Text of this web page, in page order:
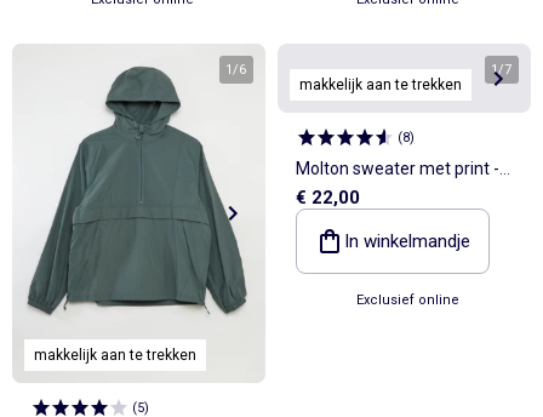
makkelijk aan te trekken
1/6
(5)
makkelijk aan te trekken
1/7
(8)
Molton sweater met print -
Gemakkelijk aan te trekken
€ 22,00
In winkelmandje
Exclusief online